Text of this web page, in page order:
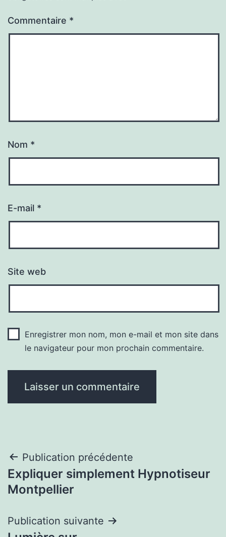
Commentaire *
Nom *
E-mail *
Site web
Enregistrer mon nom, mon e-mail et mon site dans
le navigateur pour mon prochain commentaire.
Navigation
de
Publication précédente
Expliquer simplement Hypnotiseur
Montpellier
Publication suivante